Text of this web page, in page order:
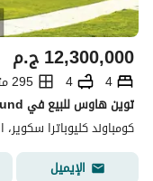
ج.م12,300,000
4
4
295 متر مربع
كومباوند كليوباترا سكوير،
الإيميل